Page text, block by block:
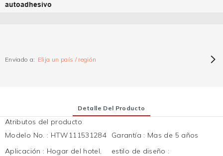
autoadhesivo
Enviado a: Elija un país / región
Detalle Del Producto
Atributos del producto
Modelo No. : HTW111531284 Garantía : Mas de 5 años
Aplicación : Hogar del hotel,
estilo de diseño :